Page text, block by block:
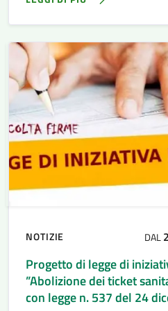
NOTIZIE DAL
Progetto di legge di
”Abolizione dei ticket
con legge n. 537 del 24